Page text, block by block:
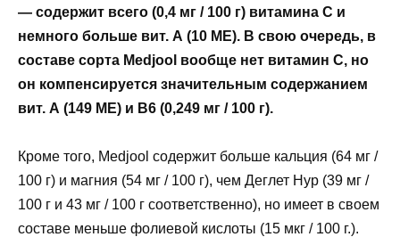
— содержит всего (0,4 мг / 100 г) витамина С и
немного больше вит. А (10 МЕ). В свою очередь, в
составе сорта Medjool вообще нет витамин С, но
он компенсируется значительным содержанием
вит. А (149 МЕ) и В6 (0,249 мг / 100 г).
Кроме того, Medjool содержит больше кальция (64 мг /
100 г) и магния (54 мг / 100 г), чем Деглет Нур (39 мг /
100 г и 43 мг / 100 г соответственно), но имеет в своем
составе меньше фолиевой кислоты (15 мкг / 100 г.).